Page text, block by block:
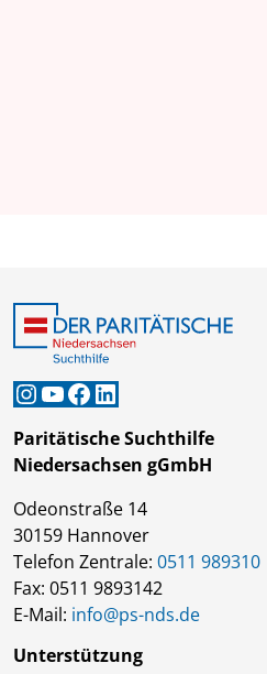
Instagram
YouTube
Facebook
LinkedIn
Paritätische Suchthilfe
Niedersachsen gGmbH
Odeonstraße 14
30159 Hannover
Telefon Zentrale: 0511 989310
Fax: 0511 9893142
E-Mail: info@ps-nds.de
Unterstützung